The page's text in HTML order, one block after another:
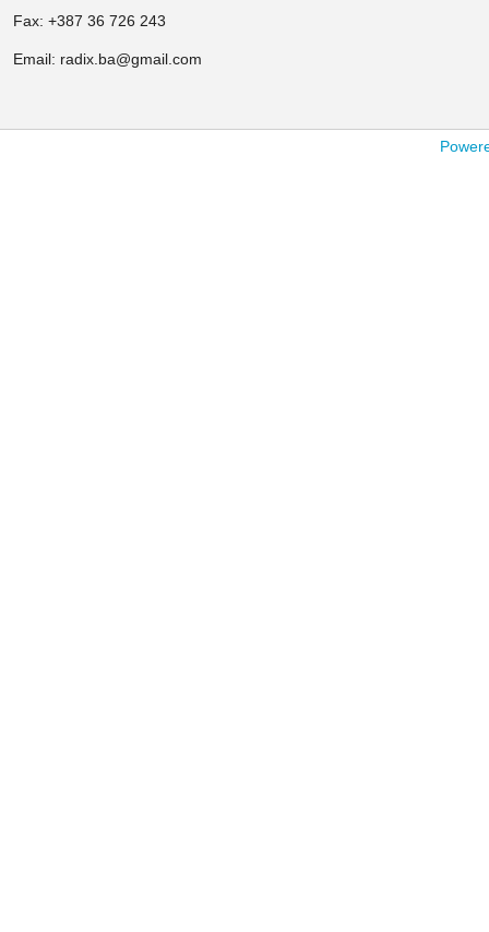
Fax: +387 36 726 243
Email: radix.ba@gmail.com